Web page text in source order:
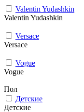
Valentin Yudashkin
Valentin Yudashkin
Versace
Versace
Vogue
Vogue
Пол
Детские
Детские